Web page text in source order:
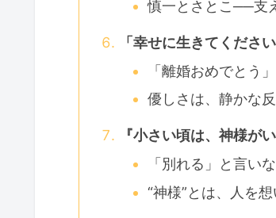
慎一とさとこ──支
「幸せに生きてくださ
「離婚おめでとう
優しさは、静かな
『小さい頃は、神様が
「別れる」と言い
“神様”とは、人を